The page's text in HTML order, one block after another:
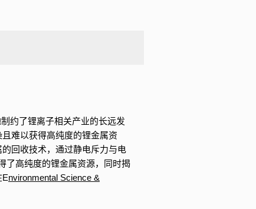
约了锂离子相关产业的长远发
难以获得高纯度的锂金属资
回收技术，通过静电斥力与电
了高纯度的锂金属资源，同时揭
Environmental Science &